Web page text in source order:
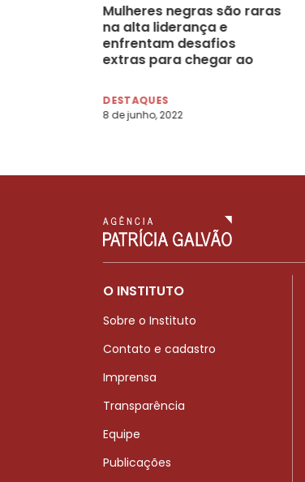
Mulheres negras são raras
na alta liderança e
enfrentam desafios
extras para chegar ao
DESTAQUES
8 de junho, 2022
O INSTITUTO
Sobre o Instituto
Contato e cadastro
Imprensa
Transparência
Equipe
Publicações